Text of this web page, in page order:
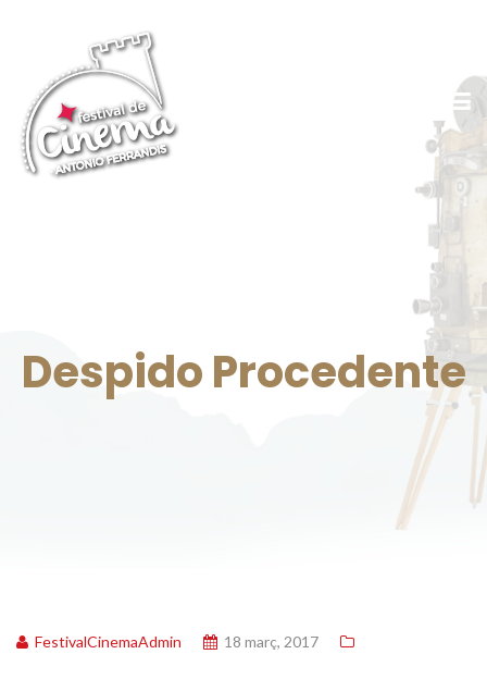
Despido Procedente
FestivalCinemaAdmin 18 març, 2017